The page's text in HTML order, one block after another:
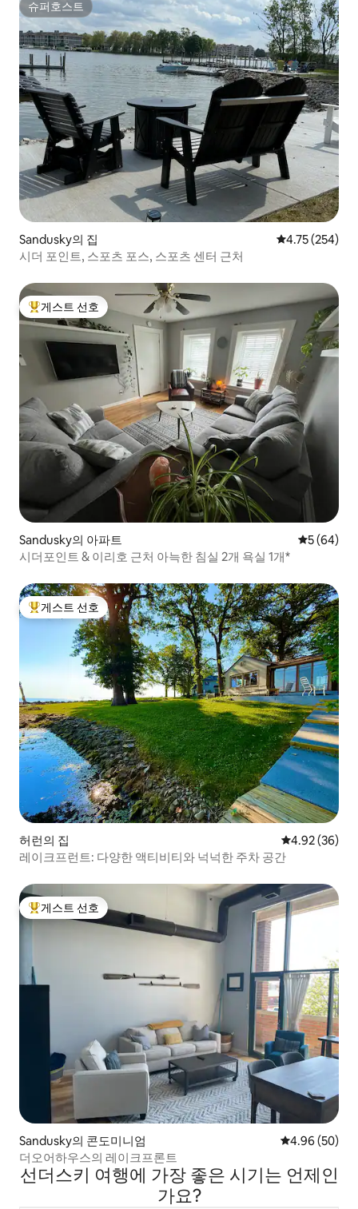
슈퍼호스트
슈퍼호스트
Sandusky의 집 평점 4.75점(5
4.75 (254)
시더 포인트, 스포츠 포스, 스포츠 센터 근처
상위 게스트 선호
게스트 선호
Sandusky의 아파트 평점 5점(5
5 (64)
시더포인트 & 이리호 근처 아늑한 침실 2개 욕실 1개*
상위 게스트 선호
게스트 선호
허런의 집 평점 4.92점(5
4.92 (36)
레이크프런트: 다양한 액티비티와 넉넉한 주차 공간
상위 게스트 선호
게스트 선호
Sandusky의 콘도미니엄 평점 4.96점(5
4.96 (50)
더오어하우스의 레이크프론트
선더스키 여행에 가장 좋은 시기는 언제인
가요?